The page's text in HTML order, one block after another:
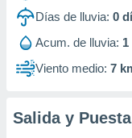
de
Días de lluvia: 0
Acum. de lluvia: 1
Viento medio: 7
Salida y